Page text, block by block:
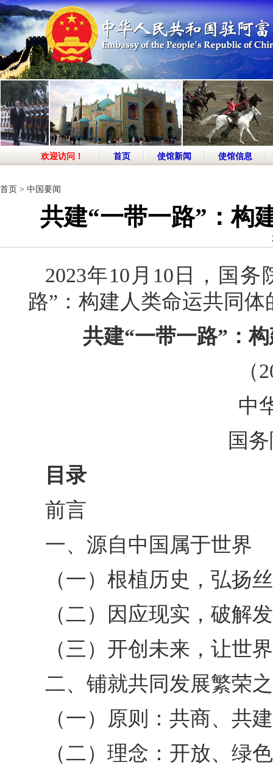
欢迎访问！ 首页 使馆新闻 使馆信息
首页 > 中国要闻
共建“一带一路”：构
2023年10月10日，国
路”：构建人类命运共同
共建“一带一路”：
（
中
国
目录
前言
一、源自中国属于世界
（一）根植历史，弘扬
（二）因应现实，破解
（三）开创未来，让世
二、铺就共同发展繁荣
（一）原则：共商、共
（二）理念：开放、绿